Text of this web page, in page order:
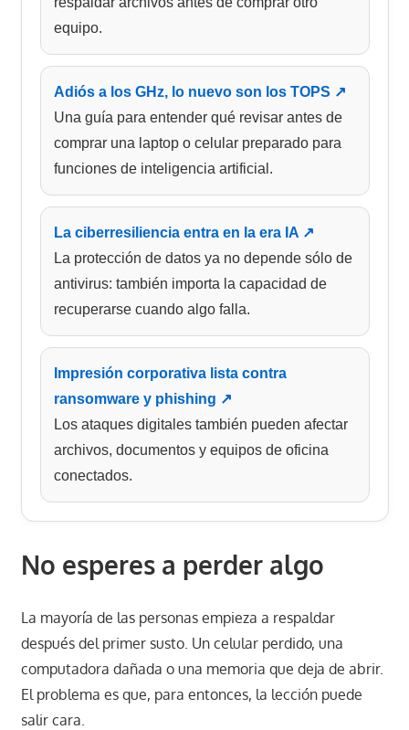
equipo.
Adiós a los GHz, lo nuevo son los TOPS ↗
Una guía para entender qué revisar antes de
comprar una laptop o celular preparado para
funciones de inteligencia artificial.
La ciberresiliencia entra en la era IA ↗
La protección de datos ya no depende sólo de
antivirus: también importa la capacidad de
recuperarse cuando algo falla.
Impresión corporativa lista contra
ransomware y phishing ↗
Los ataques digitales también pueden afectar
archivos, documentos y equipos de oficina
conectados.
No esperes a perder algo
La mayoría de las personas empieza a respaldar
después del primer susto. Un celular perdido, una
computadora dañada o una memoria que deja de abrir.
El problema es que, para entonces, la lección puede
salir cara.